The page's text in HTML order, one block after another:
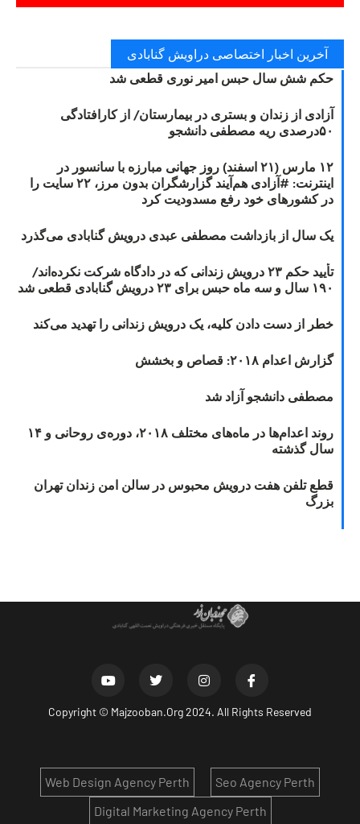
آخرین اخبار اختصاصی دراویش گنابادی
حکم شش سال حبس امیر نوری قطعی شد
آزادی از زندان و بستری در بیمارستان/ از کارافتادگی
۵۰درصدی ریه مصطفی دانشجو
۱۲ مارس (۲۱ اسفند) روز جهانی مبارزه با سانسور در
اینترنت: #آزادی هم‌آیند گزارشگران‌ بدون مرز، ۲۲ سایت را
در کشورهای خود رفع مسدودیت کرد
یک سال از بازداشت مصطفی عبدی درویش گنابادی می‌گذرد
تأیید حکم ۲۳ درویش زندانی که در دادگاه شرکت نکرده‌اند/
۱۹۰ سال و سه ماه حبس برای ۲۳ درویش گنابادی قطعی شد
خطر از دست دادن کلیه، یک درویش زندانی را تهدید می‌کند
گزارش اعدام ۲۰۱۸: قصاص و بخشش
مصطفی دانشجو آزاد شد
روند اعدام‌ها در ماه‌های مختلف ۲۰۱۸، دوره‌ی روحانی و ۱۴
سال گذشته
قطع تلفن هفت درویش محبوس در سالن امن زندان تهران
بزرگ
Copyright © Majzooban.Org2024. All Rights Reserved
Seo Agency Perth
Web Design Agency Perth
Digital Marketing Agency Perth